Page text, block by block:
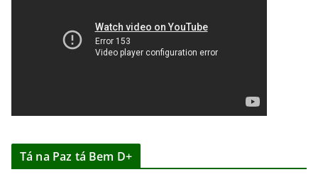
Tá na Paz tá Bem D+